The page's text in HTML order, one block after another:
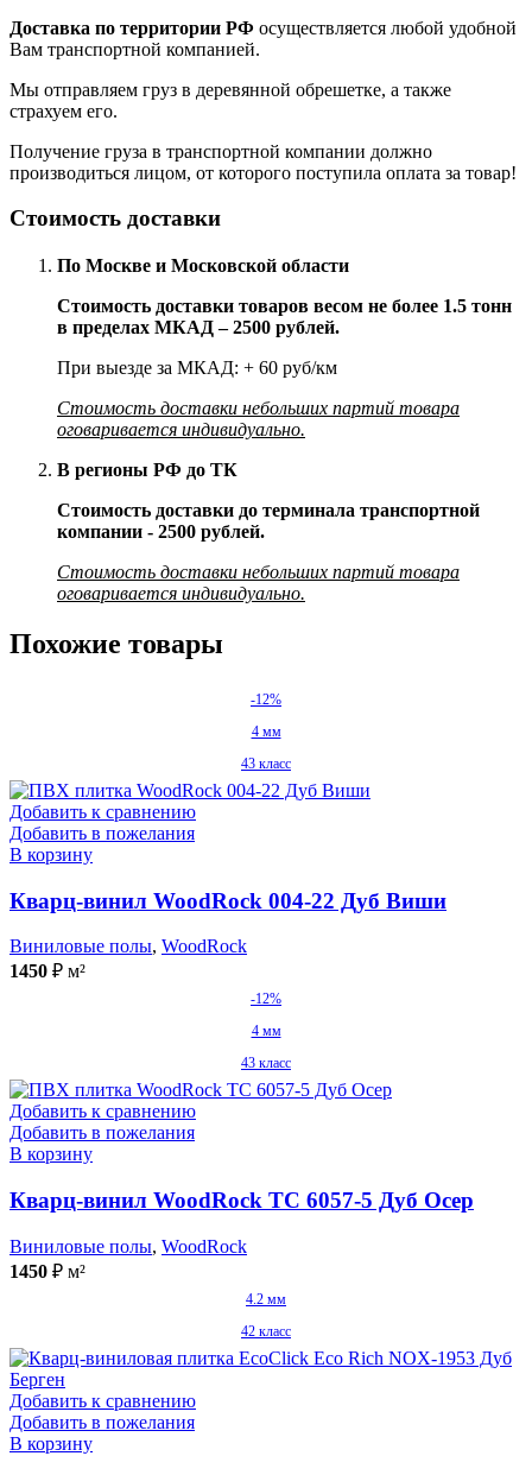
Доставка по территории РФ осуществляется любой удобной
Вам транспортной компанией.
Мы отправляем груз в деревянной обрешетке, а также
страхуем его.
Получение груза в транспортной компании должно
производиться лицом, от которого поступила оплата за товар!
Стоимость доставки
По Москве и Московской области
Стоимость доставки товаров весом не более 1.5 тонн
в пределах МКАД – 2500 рублей.
При выезде за МКАД: + 60 руб/км
Стоимость доставки небольших партий товара
оговаривается индивидуально.
В регионы РФ до ТК
Стоимость доставки до терминала транспортной
компании - 2500 рублей.
Стоимость доставки небольших партий товара
оговаривается индивидуально.
Похожие товары
-12%
4 мм
43 класс
Добавить к сравнению
Добавить в пожелания
В корзину
Кварц-винил WoodRock 004-22 Дуб Виши
Виниловые полы, WoodRock
1450 ₽ м²
-12%
4 мм
43 класс
Добавить к сравнению
Добавить в пожелания
В корзину
Кварц-винил WoodRock TC 6057-5 Дуб Осер
Виниловые полы, WoodRock
1450 ₽ м²
4.2 мм
42 класс
Добавить к сравнению
Добавить в пожелания
В корзину